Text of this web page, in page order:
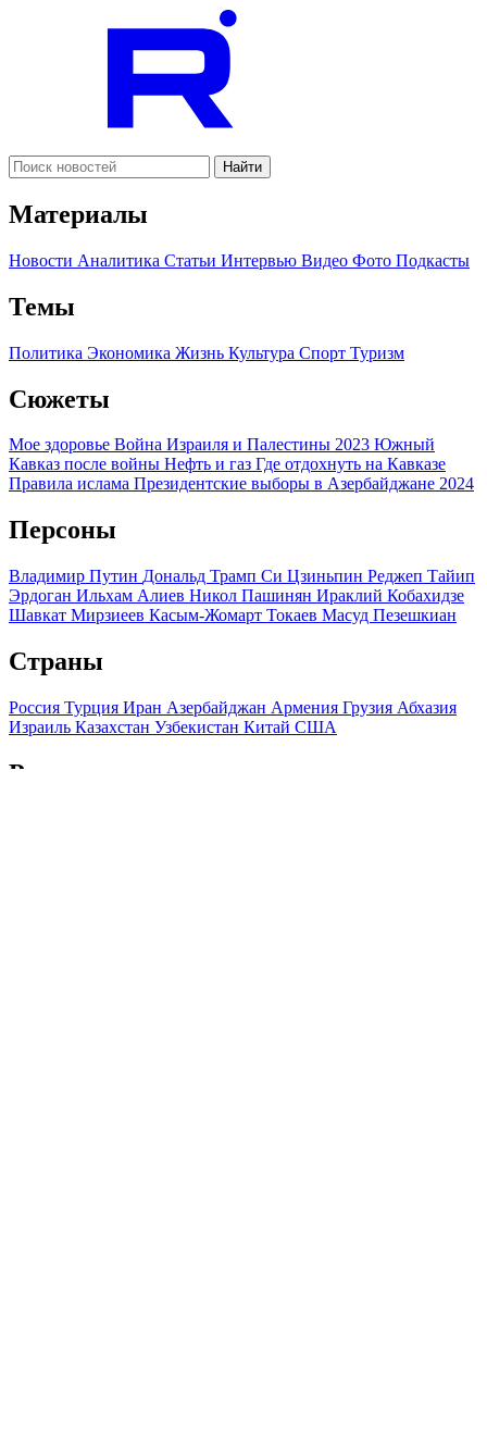
Найти
Материалы
Новости Аналитика Статьи Интервью Видео Фото Подкасты
Темы
Политика Экономика Жизнь Культура Спорт Туризм
Сюжеты
Мое здоровье Война Израиля и Палестины 2023 Южный
Кавказ после войны Нефть и газ Где отдохнуть на Кавказе
Правила ислама Президентские выборы в Азербайджане 2024
Персоны
Владимир Путин Дональд Трамп Си Цзиньпин Реджеп Тайип
Эрдоган Ильхам Алиев Никол Пашинян Ираклий Кобахидзе
Шавкат Мирзиеев Касым-Жомарт Токаев Масуд Пезешкиан
Страны
Россия Турция Иран Азербайджан Армения Грузия Абхазия
Израиль Казахстан Узбекистан Китай США
Регионы